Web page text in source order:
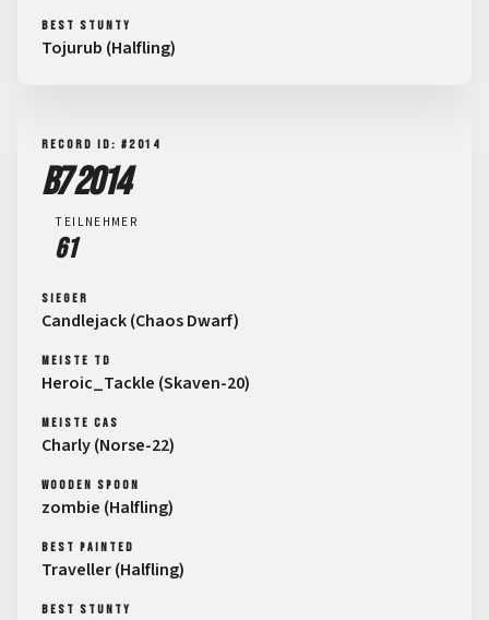
BEST STUNTY
Tojurub (Halfling)
RECORD ID: #2014
B7 2014
TEILNEHMER
61
SIEGER
Candlejack (Chaos Dwarf)
MEISTE TD
Heroic_Tackle (Skaven-20)
MEISTE CAS
Charly (Norse-22)
WOODEN SPOON
zombie (Halfling)
BEST PAINTED
Traveller (Halfling)
BEST STUNTY